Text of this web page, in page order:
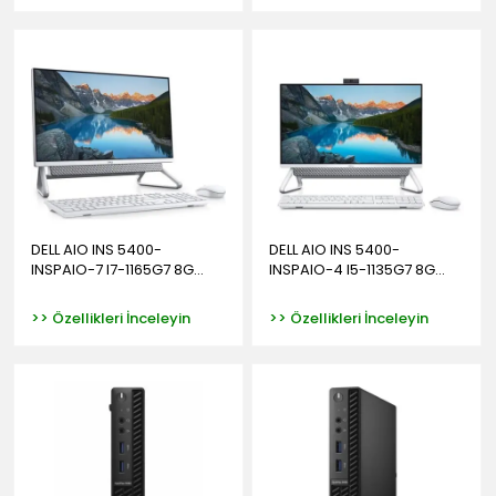
DELL AIO INS 5400-
INSPAIO-7 I7-1165G7 8G...
>> Özellikleri İnceleyin
DELL AIO INS 5400-
INSPAIO-4 I5-1135G7 8G...
>> Özellikleri İnceleyin